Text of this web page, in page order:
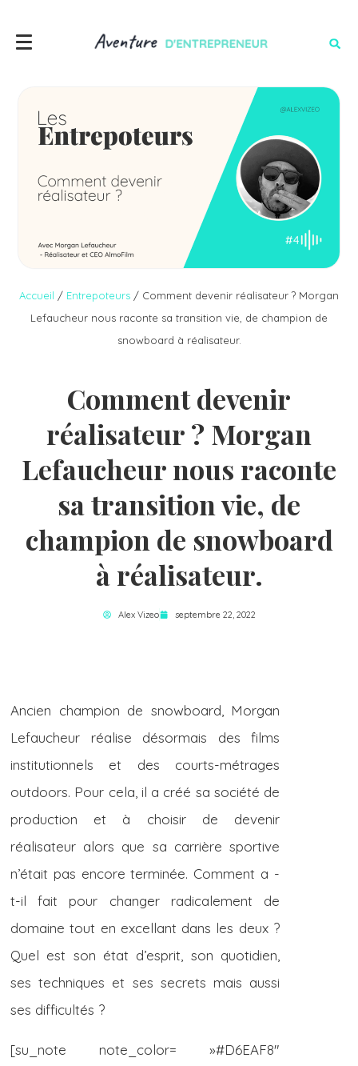
Accueil / Entrepoteurs / Comment devenir réalisateur ? Morgan
Lefaucheur nous raconte sa transition vie, de champion de
snowboard à réalisateur.
Comment devenir
réalisateur ? Morgan
Lefaucheur nous raconte
sa transition vie, de
champion de snowboard
à réalisateur.
Alex Vizeo septembre 22, 2022
Ancien champion de snowboard, Morgan
Lefaucheur réalise désormais des films
institutionnels et des courts-métrages
outdoors. Pour cela, il a créé sa société de
production et à choisir de devenir
réalisateur alors que sa carrière sportive
n’était pas encore terminée. Comment a -
t-il fait pour changer radicalement de
domaine tout en excellant dans les deux ?
Quel est son état d’esprit, son quotidien,
ses techniques et ses secrets mais aussi
ses difficultés ?
[su_note note_color= »#D6EAF8″